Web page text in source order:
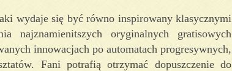
wydaje się być równo inspirowany klasycznymi
najznamienitszych oryginalnych gratisowych
innowacjach po automatach progresywnych,
Fani potrafią otrzymać dopuszczenie do